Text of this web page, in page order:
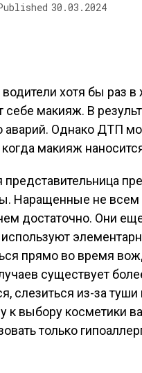
30.03.2024
хотя бы раз
себе макияж. В
аварий. Однако ДТП
когда макияж
Наращенные не всем
достаточно. Они
прямо во время
существует
слезиться из-за
к выбору косметики
только